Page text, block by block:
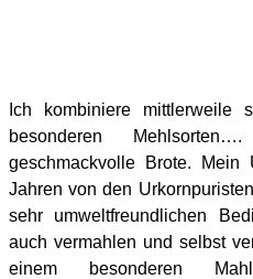
Ich kombiniere mittlerweile
besonderen
geschmackvolle Brote.
Jahren von den
sehr umweltfreundlichen
auch vermahlen und selbst
einem besonderen